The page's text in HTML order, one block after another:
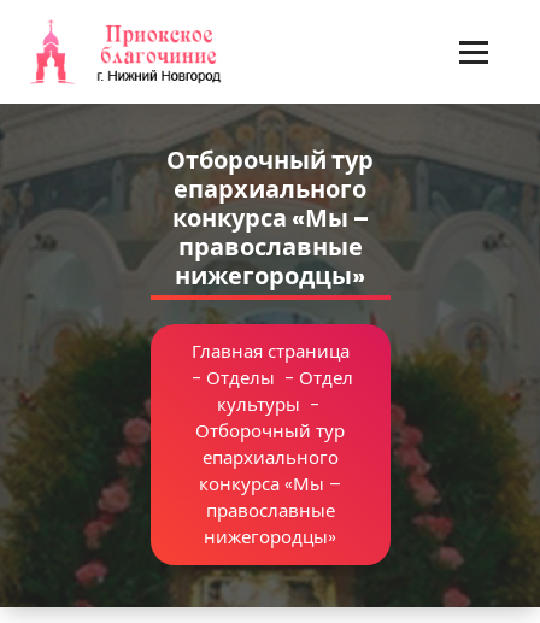
содержимому
Отборочный тур
епархиального
конкурса «Мы –
православные
нижегородцы»
Главная страница
- Отделы - Отдел
культуры -
Отборочный тур
епархиального
конкурса «Мы –
православные
нижегородцы»